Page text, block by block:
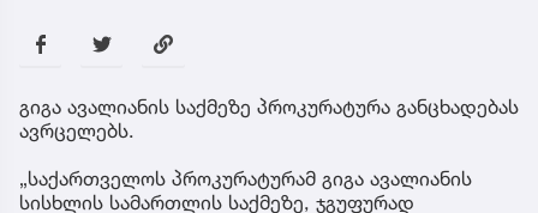
გიგა ავალიანის საქმეზე პროკურატურა განცხადებას
ავრცელებს.
„საქართველოს პროკურატურამ გიგა ავალიანის
სისხლის სამართლის საქმეზე, ჯგუფურად